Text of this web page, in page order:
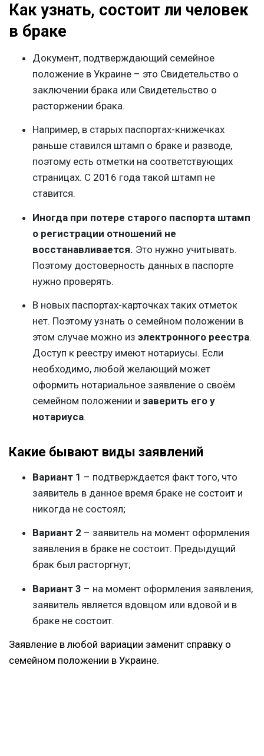
Как узнать, состоит ли человек
в браке
Документ, подтверждающий семейное
положение в Украине – это Свидетельство о
заключении брака или Свидетельство о
расторжении брака.
Например, в старых паспортах-книжечках
раньше ставился штамп о браке и разводе,
поэтому есть отметки на соответствующих
страницах. С 2016 года такой штамп не
ставится.
Иногда при потере старого паспорта штамп
о регистрации отношений не
восстанавливается. Это нужно учитывать.
Поэтому достоверность данных в паспорте
нужно проверять.
В новых паспортах-карточках таких отметок
нет. Поэтому узнать о семейном положении в
этом случае можно из электронного реестра.
Доступ к реестру имеют нотариусы. Если
необходимо, любой желающий может
оформить нотариальное заявление о своём
семейном положении и заверить его у
нотариуса.
Какие бывают виды заявлений
Вариант 1 – подтверждается факт того, что
заявитель в данное время браке не состоит и
никогда не состоял;
Вариант 2 – заявитель на момент оформления
заявления в браке не состоит. Предыдущий
брак был расторгнут;
Вариант 3 – на момент оформления заявления,
заявитель является вдовцом или вдовой и в
браке не состоит.
Заявление в любой вариации заменит справку о
семейном положении в Украине.